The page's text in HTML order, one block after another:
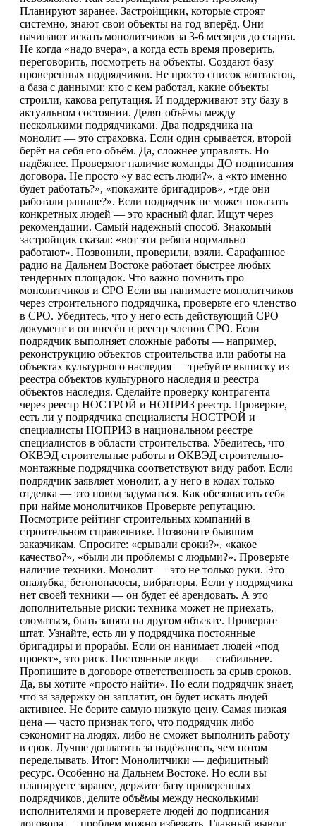
Планируют заранее. Застройщики, которые строят
системно, знают свои объекты на год вперёд. Они
начинают искать монолитчиков за 3-6 месяцев до старта.
Не когда «надо вчера», а когда есть время проверить,
переговорить, посмотреть на объекты. Создают базу
проверенных подрядчиков. Не просто список контактов,
а база с данными: кто с кем работал, какие объекты
строили, какова репутация. И поддерживают эту базу в
актуальном состоянии. Делят объёмы между
несколькими подрядчиками. Два подрядчика на
монолит — это страховка. Если один срывается, второй
берёт на себя его объём. Да, сложнее управлять. Но
надёжнее. Проверяют наличие команды ДО подписания
договора. Не просто «у вас есть люди?», а «кто именно
будет работать?», «покажите бригадиров», «где они
работали раньше?». Если подрядчик не может показать
конкретных людей — это красный флаг. Ищут через
рекомендации. Самый надёжный способ. Знакомый
застройщик сказал: «вот эти ребята нормально
работают». Позвонили, проверили, взяли. Сарафанное
радио на Дальнем Востоке работает быстрее любых
тендерных площадок. Что важно помнить про
монолитчиков и СРО Если вы нанимаете монолитчиков
через строительного подрядчика, проверьте его членство
в СРО. Убедитесь, что у него есть действующий СРО
документ и он внесён в реестр членов СРО. Если
подрядчик выполняет сложные работы — например,
реконструкцию объектов строительства или работы на
объектах культурного наследия — требуйте выписку из
реестра объектов культурного наследия и реестра
объектов наследия. Сделайте проверку контрагента
через реестр НОСТРОЙ и НОПРИЗ реестр. Проверьте,
есть ли у подрядчика специалисты НОСТРОЙ и
специалисты НОПРИЗ в национальном реестре
специалистов в области строительства. Убедитесь, что
ОКВЭД строительные работы и ОКВЭД строительно-
монтажные подрядчика соответствуют виду работ. Если
подрядчик заявляет монолит, а у него в кодах только
отделка — это повод задуматься. Как обезопасить себя
при найме монолитчиков Проверьте репутацию.
Посмотрите рейтинг строительных компаний в
строительном справочнике. Позвоните бывшим
заказчикам. Спросите: «срывали сроки?», «какое
качество?», «были ли проблемы с людьми?». Проверьте
наличие техники. Монолит — это не только руки. Это
опалубка, бетононасосы, вибраторы. Если у подрядчика
нет своей техники — он будет её арендовать. А это
дополнительные риски: техника может не приехать,
сломаться, быть занята на другом объекте. Проверьте
штат. Узнайте, есть ли у подрядчика постоянные
бригадиры и прорабы. Если он нанимает людей «под
проект», это риск. Постоянные люди — стабильнее.
Пропишите в договоре ответственность за срыв сроков.
Да, вы хотите «просто найти». Но если подрядчик знает,
что за задержку он заплатит, он будет искать людей
активнее. Не берите самую низкую цену. Самая низкая
цена — часто признак того, что подрядчик либо
сэкономит на людях, либо не сможет выполнить работу
в срок. Лучше доплатить за надёжность, чем потом
переделывать. Итог: Монолитчики — дефицитный
ресурс. Особенно на Дальнем Востоке. Но если вы
планируете заранее, держите базу проверенных
подрядчиков, делите объёмы между несколькими
исполнителями и проверяете людей до подписания
договора — проблем можно избежать. Главный вывод: